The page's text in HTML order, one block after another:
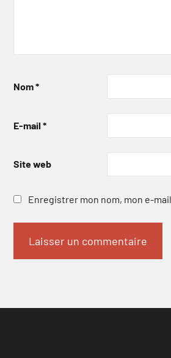
Nom*
E-mail *
Site web
Enregistrer mon nom, mon e-